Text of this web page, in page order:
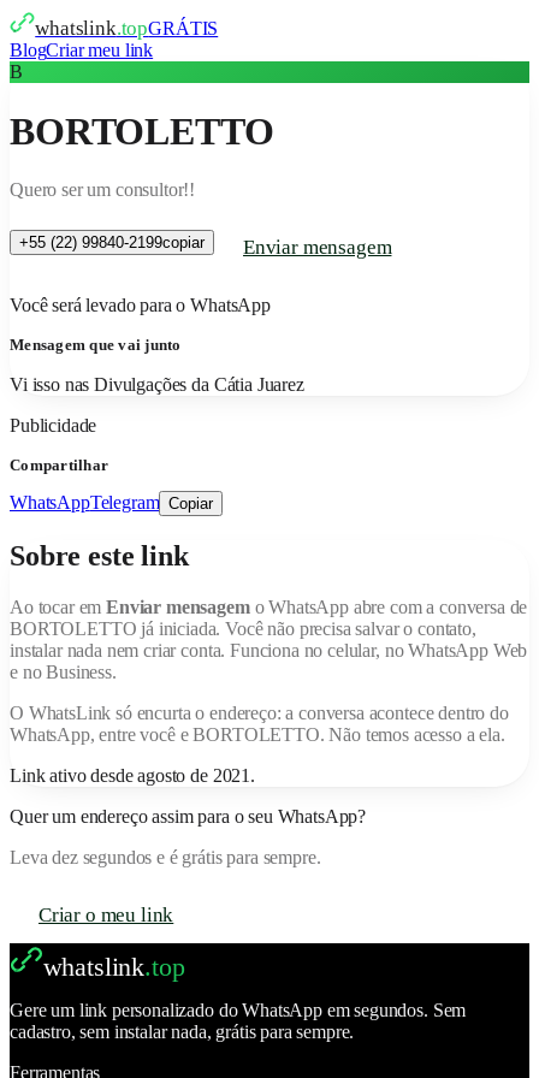
whatslink.topGRÁTIS
BlogCriar meu link
B
BORTOLETTO
Quero ser um consultor!!
+55 (22) 99840-2199copiar Enviar mensagem
Você será levado para o WhatsApp
Mensagem que vai junto
Vi isso nas Divulgações da Cátia Juarez
Publicidade
Compartilhar
WhatsAppTelegram Copiar
Sobre este link
Ao tocar emEnviar mensagem o WhatsApp abre com a conversa de
BORTOLETTO já iniciada. Você não precisa salvar o contato,
instalar nada nem criar conta. Funciona no celular, no WhatsApp Web
e no Business.
O WhatsLink só encurta o endereço: a conversa acontece dentro do
WhatsApp, entre você eBORTOLETTO. Não temos acesso a ela.
Link ativo desde agosto de 2021 .
Quer um endereço assim para o seu WhatsApp?
Leva dez segundos e é grátis para sempre.
Criar o meu link
whatslink.top
Gere um link personalizado do WhatsApp em segundos. Sem
cadastro, sem instalar nada, grátis para sempre.
Ferramentas